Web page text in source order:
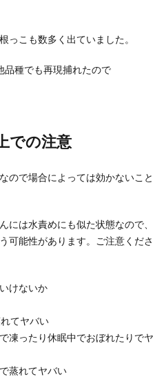
っこも数多く出ていました。
品種でも再現捕れたので
での注意
ので場合によっては効かないこと
には水責めにも似た状態なので、
可能性があります。ご注意くださ
けないか
てヤバい
凍ったり休眠中でおぼれたりでヤ
蒸れてヤバい